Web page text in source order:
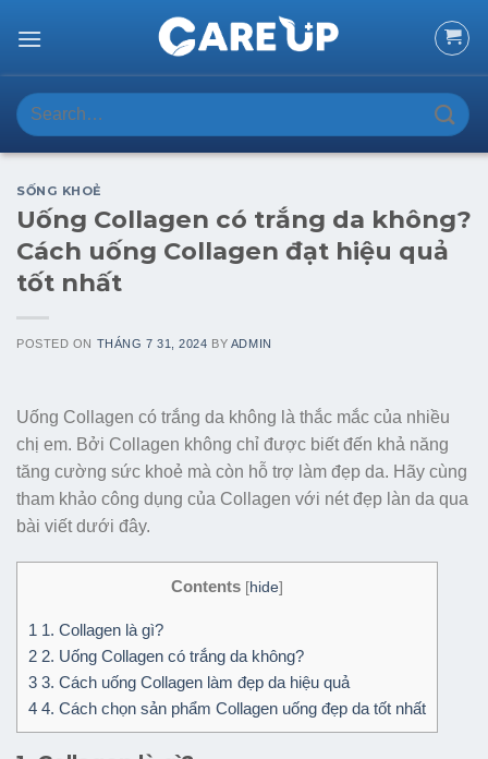
Search
for:
SỐNG KHOẺ
Uống Collagen có trắng da không?
Cách uống Collagen đạt hiệu quả
tốt nhất
POSTED ON THÁNG 7 31, 2024 BY ADMIN
Uống Collagen có trắng da không là thắc mắc của nhiều
chị em. Bởi Collagen không chỉ được biết đến khả năng
tăng cường sức khoẻ mà còn hỗ trợ làm đẹp da. Hãy cùng
tham khảo công dụng của Collagen với nét đẹp làn da qua
bài viết dưới đây.
Contents [hide]
1 1. Collagen là gì?
2 2. Uống Collagen có trắng da không?
3 3. Cách uống Collagen làm đẹp da hiệu quả
4 4. Cách chọn sản phẩm Collagen uống đẹp da tốt nhất